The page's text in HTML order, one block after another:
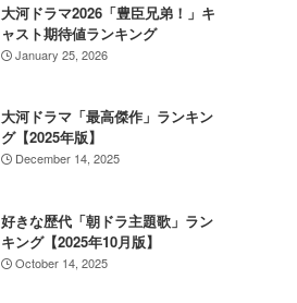
大河ドラマ2026「豊臣兄弟！」キ
ャスト期待値ランキング
January 25, 2026
大河ドラマ「最高傑作」ランキン
グ【2025年版】
December 14, 2025
好きな歴代「朝ドラ主題歌」ラン
キング【2025年10月版】
October 14, 2025